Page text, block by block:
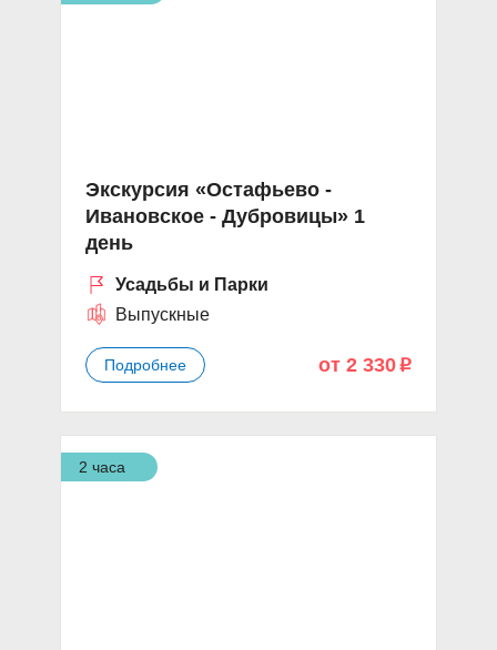
Экскурсия «Остафьево -
Ивановское - Дубровицы» 1
день
Усадьбы и Парки
Выпускные
Подробнее от 2 330 p
2 часа